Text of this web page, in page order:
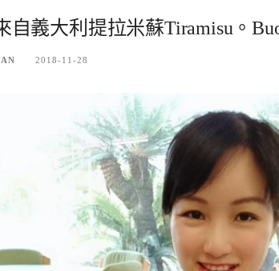
自義大利提拉米蘇Tiramisu。
2018-11-28